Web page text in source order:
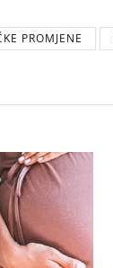
PROMJENE